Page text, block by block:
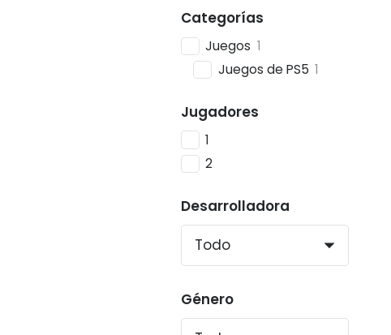
Categorías
Juegos 1
Juegos de PS5 1
Jugadores
1
2
Desarrolladora
Género